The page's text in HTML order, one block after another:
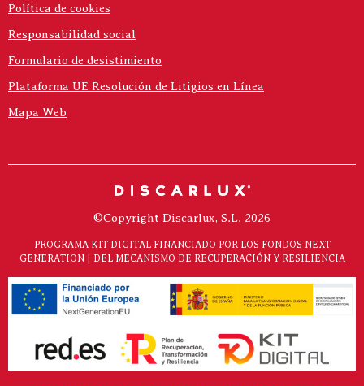
Política de cookies
Responsabilidad social
Formulario de desistimiento
Plataforma UE Resolución de Litigios en Línea
Mapa Web
©Copyright Discarlux, S.L. 2026
PROGRAMA KIT DIGITAL FINANCIADO POR LOS FONDOS NEXT
GENERATION | DEL MECANISMO DE RECUPERACIÓN Y RESILIENCIA